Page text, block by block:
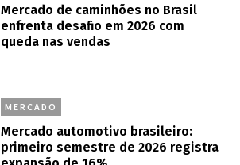
Mercado de caminhões no Brasil
enfrenta desafio em 2026 com
queda nas vendas
MERCADO
Mercado automotivo brasileiro:
primeiro semestre de 2026 registra